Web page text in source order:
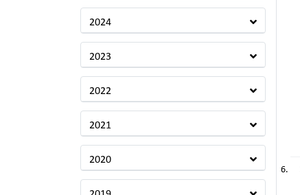
2024
2023
2022
2021
2020